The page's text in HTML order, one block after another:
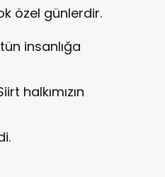
özel günlerdir.
insanlığa
halkımızın